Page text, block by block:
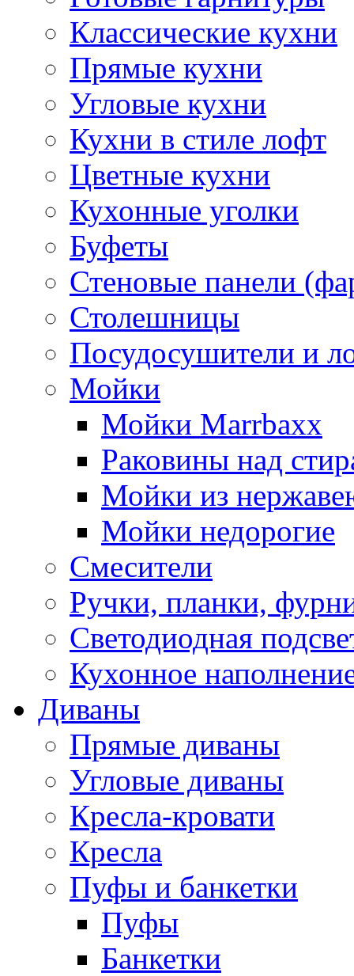
Классические кухни
Прямые кухни
Угловые кухни
Кухни в стиле лофт
Цветные кухни
Кухонные уголки
Буфеты
Стеновые панели
Столешницы
Посудосушители и
Мойки
Мойки Marrbaxx
Раковины над
Мойки из
Мойки недорогие
Смесители
Ручки, планки,
Светодиодная
Кухонное
Диваны
Прямые диваны
Угловые диваны
Кресла-кровати
Кресла
Пуфы и банкетки
Пуфы
Банкетки